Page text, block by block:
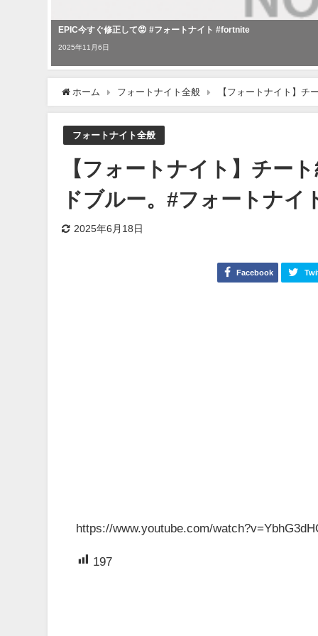
EPIC今すぐ修正して😡 #フォートナイト #fortnite
2025年11月6日
ホーム フォートナイト全般 【フォートナイト】チ
フォートナイト全般
【フォートナイト】チー
ドブルー。#フォートナイ
2025年6月18日
Facebook
https://www.youtube.com/
197